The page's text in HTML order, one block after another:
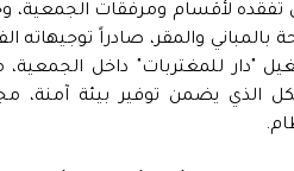
تفَقُّده لأقسام ومرفقات الجمعية،
بالمباني والمقر، صادراً
"دار للمغتربات" داخل
الذي يضمن توفير بيئة آمنة،